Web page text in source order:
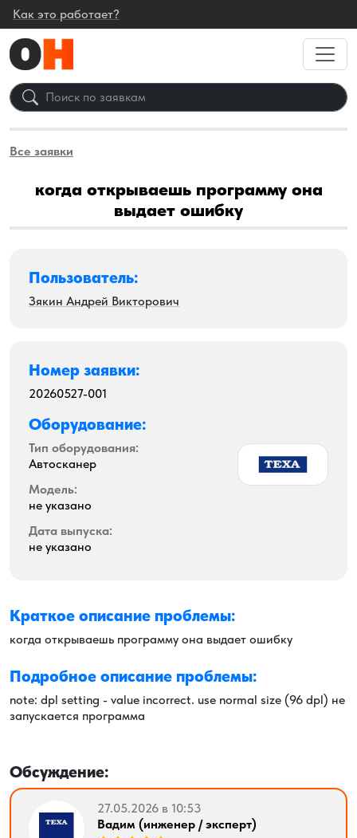
Как это работает?
Все заявки
когда открываешь программу она
выдает ошибку
Пользователь:
Зякин Андрей Викторович
Номер заявки:
20260527-001
Оборудование:
Тип оборудования:
Автосканер
Модель:
не указано
Дата выпуска:
не указано
Краткое описание проблемы:
когда открываешь программу она выдает ошибку
Подробное описание проблемы:
note: dpl setting - value incorrect. use normal size (96 dpl) не
запускается программа
Обсуждение:
Вадим (инженер / эксперт)
27.05.2026 в 10:53